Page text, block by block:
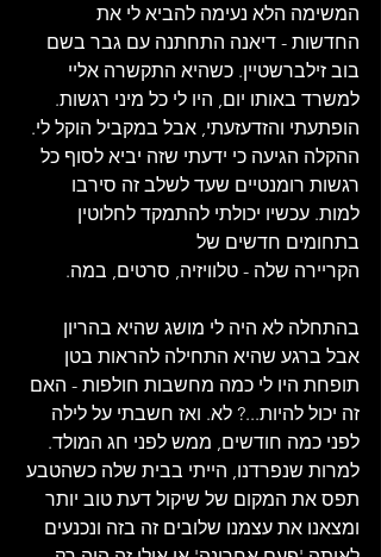
המשימה הלא נעימה להביא לי את
החדשות - דיאנה התחתנה עם גבר בשם
בוב זילברשטיין. כשהיא התקשרה אליי
למשרד באותו יום, היו לי כל מיני רגשות.
הופתעתי והזדעזעתי, אבל במקביל הוקל לי.
ההקלה הגיעה כי ידעתי שזה יביא לסוף כל
רגשות רומנטיים שעד לשלב זה סירבו
למות. עכשיו יכולתי להתמקד לחלוטין
בתחומים חדשים של
הקריירה שלה - טלוויזיה, סרטים, במה.
בהתחלה לא היה לי מושג שהיא בהריון
אבל ברגע שהיא התחילה להראות בטן
תופחת היו לי כמה מחשבות חולפות - האם
זה יכול להיות...? לא. ואז חשבתי על לילה
לפני כמה חודשים, ממש לפני חג המולד.
למרות שנפרדנו, הייתי בבית שלה כשהטבע
תפס את המקום של שיקול דעת טוב יותר
ומצאנו את עצמנו שלובים זה בזה ונכנעים